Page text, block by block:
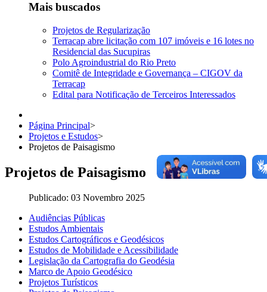
Mais buscados
Projetos de Regularização
Terracap abre licitação com 107 imóveis e 16 lotes no
Residencial das Sucupiras
Polo Agroindustrial do Rio Preto
Comitê de Integridade e Governança – CIGOV da
Terracap
Edital para Notificação de Terceiros Interessados
Página Principal>
Projetos e Estudos>
Projetos de Paisagismo
Projetos de Paisagismo
Publicado: 03 Novembro 2025
Audiências Públicas
Estudos Ambientais
Estudos Cartográficos e Geodésicos
Estudos de Mobilidade e Acessibilidade
Legislação da Cartografia do Geodésia
Marco de Apoio Geodésico
Projetos Turísticos